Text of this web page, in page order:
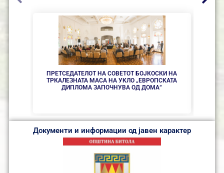
ПРЕТСЕДАТЕЛОТ НА СОВЕТОТ БОЈКОСКИ НА
ТРКАЛЕЗНАТА МАСА НА УКЛО „ЕВРОПСКАТА
ДИПЛОМА ЗАПОЧНУВА ОД ДОМА“
Документи и информации од јавен карактер